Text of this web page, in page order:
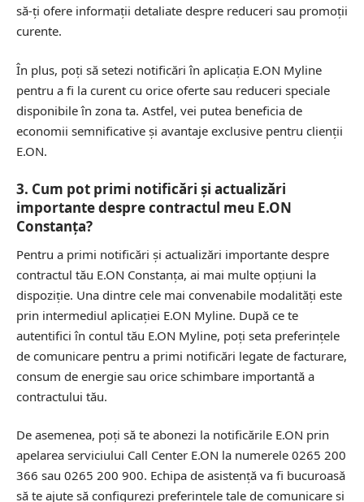
să-ți ofere informații detaliate despre reduceri sau promoții
curente.
În plus, poți să setezi notificări în aplicația E.ON Myline
pentru a fi la curent cu orice oferte sau reduceri speciale
disponibile în zona ta. Astfel, vei putea beneficia de
economii semnificative și avantaje exclusive pentru clienții
E.ON.
3. Cum pot primi notificări și actualizări
importante despre contractul meu E.ON
Constanța?
Pentru a primi notificări și actualizări importante despre
contractul tău E.ON Constanța, ai mai multe opțiuni la
dispoziție. Una dintre cele mai convenabile modalități este
prin intermediul aplicației E.ON Myline. După ce te
autentifici în contul tău E.ON Myline, poți seta preferințele
de comunicare pentru a primi notificări legate de facturare,
consum de energie sau orice schimbare importantă a
contractului tău.
De asemenea, poți să te abonezi la notificările E.ON prin
apelarea serviciului Call Center E.ON la numerele 0265 200
366 sau 0265 200 900. Echipa de asistență va fi bucuroasă
să te ajute să configurezi preferințele tale de comunicare și